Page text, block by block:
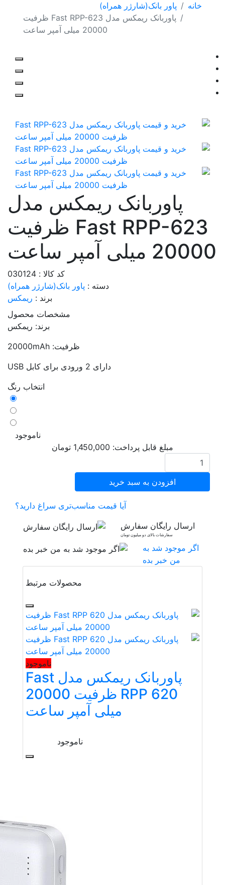
خانه
پاور بانک(شارژر همراه)
پاوربانک ریمکس مدل Fast RPP-623 ظرفیت
20000 میلی آمپر ساعت
پاوربانک ریمکس مدل
Fast RPP-623 ظرفیت
20000 میلی آمپر ساعت
کد کالا : 030124
دسته : پاور بانک(شارژر همراه)
برند : ریمکس
مشخصات محصول
برند: ریمکس
ظرفیت: 20000mAh
دارای 2 ورودی برای کابل USB
انتخاب رنگ
ناموجود
مبلغ قابل پرداخت: 1,450,000 تومان
افزودن به سبد خرید
آیا قیمت مناسب‌تری سراغ دارید؟
ارسال رایگان سفارش
سفارشات بالای دو میلیون تومان
اگر موجود شد به
من خبر بده
محصولات مرتبط
ناموجود
پاوربانک ریمکس مدل Fast
RPP 620 ظرفیت 20000
میلی آمپر ساعت
ناموجود